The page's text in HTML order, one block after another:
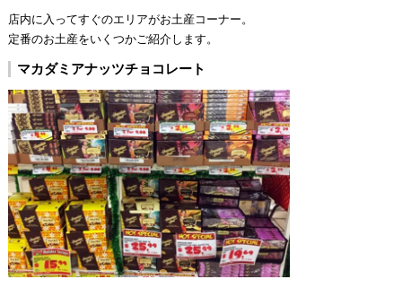
店内に入ってすぐのエリアがお土産コーナー。
定番のお土産をいくつかご紹介します。
マカダミアナッツチョコレート